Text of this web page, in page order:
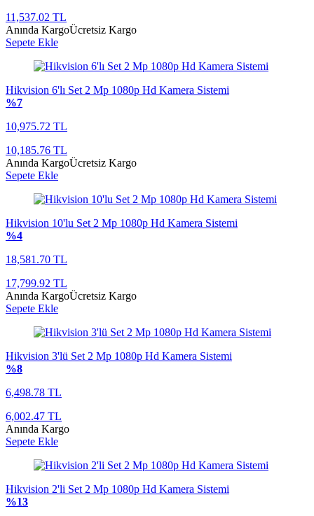
11,537.02 TL
Anında KargoÜcretsiz Kargo
Sepete Ekle
Hikvision 6'lı Set 2 Mp 1080p Hd Kamera Sistemi
%7
10,975.72 TL
10,185.76 TL
Anında KargoÜcretsiz Kargo
Sepete Ekle
Hikvision 10'lu Set 2 Mp 1080p Hd Kamera Sistemi
%4
18,581.70 TL
17,799.92 TL
Anında KargoÜcretsiz Kargo
Sepete Ekle
Hikvision 3'lü Set 2 Mp 1080p Hd Kamera Sistemi
%8
6,498.78 TL
6,002.47 TL
Anında Kargo
Sepete Ekle
Hikvision 2'li Set 2 Mp 1080p Hd Kamera Sistemi
%13